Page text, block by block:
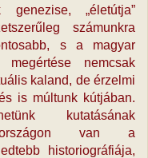
genezise, „életútja”
számunkra
s a magyar
megértése nemcsak
kaland, de érzelmi
is múltunk kútjában.
kutatásának
van a
historiográfiája,